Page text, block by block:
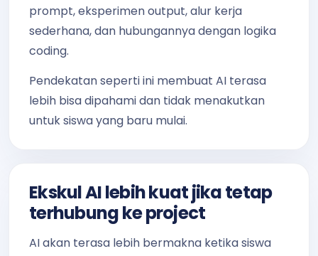
prompt, eksperimen output, alur kerja
sederhana, dan hubungannya dengan logika
coding.
Pendekatan seperti ini membuat AI terasa
lebih bisa dipahami dan tidak menakutkan
untuk siswa yang baru mulai.
Ekskul AI lebih kuat jika tetap
terhubung ke project
AI akan terasa lebih bermakna ketika siswa